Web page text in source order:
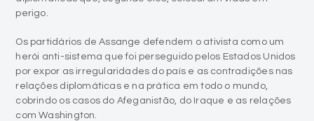
perigo.
Os partidários de Assange defendem o ativista como um
herói anti-sistema que foi perseguido pelos Estados Unidos
por expor as irregularidades do país e as contradições nas
relações diplomáticas e na prática em todo o mundo,
cobrindo os casos do Afeganistão, do Iraque e as relações
com Washington.